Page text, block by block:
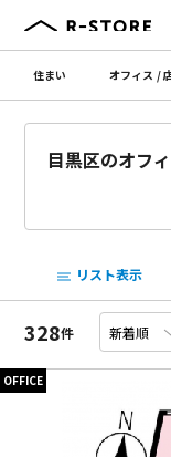
住まい オフィス /
目黒区のオフ
リスト表示
328件
OFFICE